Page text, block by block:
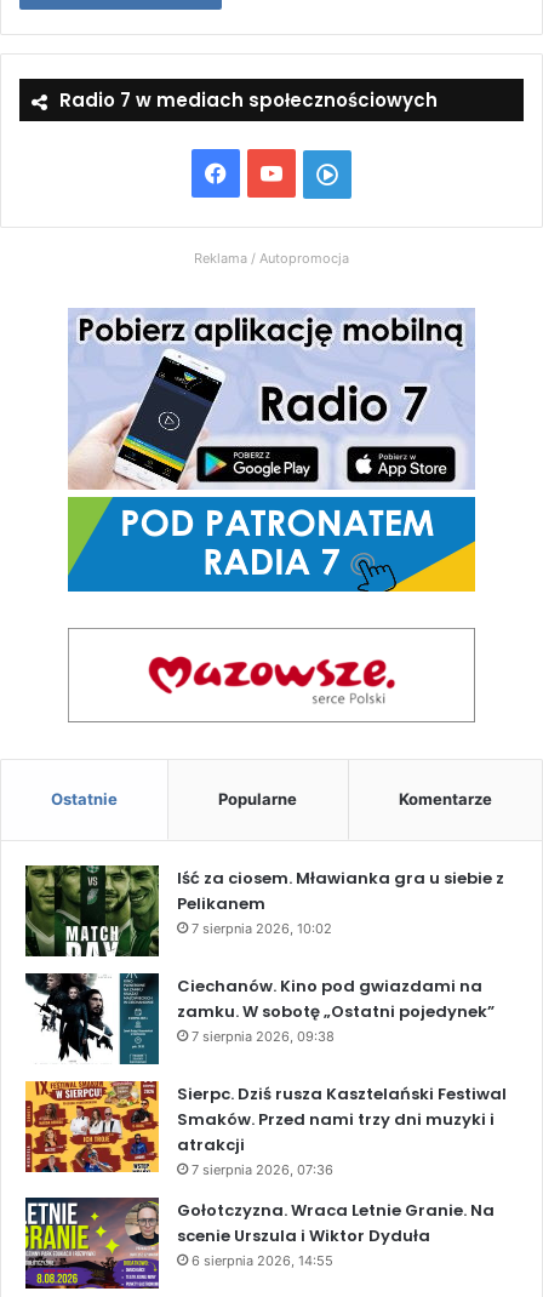
Radio 7 w mediach społecznościowych
Facebook
YouTubeWłącz
Radio
7
Reklama / Autopromocja
Ostatnie Popularne Komentarze
Iść za ciosem. Mławianka gra u siebie z
Pelikanem
7 sierpnia 2026, 10:02
Ciechanów. Kino pod gwiazdami na
zamku. W sobotę „Ostatni pojedynek”
7 sierpnia 2026, 09:38
Sierpc. Dziś rusza Kasztelański Festiwal
Smaków. Przed nami trzy dni muzyki i
atrakcji
7 sierpnia 2026, 07:36
Gołotczyzna. Wraca Letnie Granie. Na
scenie Urszula i Wiktor Dyduła
6 sierpnia 2026, 14:55